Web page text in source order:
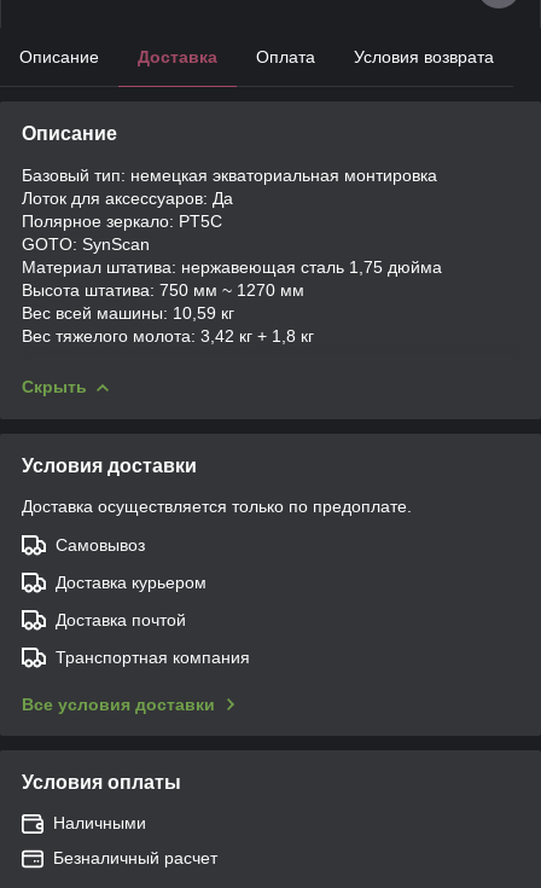
Описание Доставка Оплата Условия возврата
Описание
Базовый тип: немецкая экваториальная монтировка
Лоток для аксессуаров: Да
Полярное зеркало: PT5C
GOTO: SynScan
Материал штатива: нержавеющая сталь 1,75 дюйма
Высота штатива: 750 мм ~ 1270 мм
Вес всей машины: 10,59 кг
Вес тяжелого молота: 3,42 кг + 1,8 кг
Скрыть
Условия доставки
Доставка осуществляется только по предоплате.
Самовывоз
Доставка курьером
Доставка почтой
Транспортная компания
Все условия доставки
Условия оплаты
Наличными
Безналичный расчет